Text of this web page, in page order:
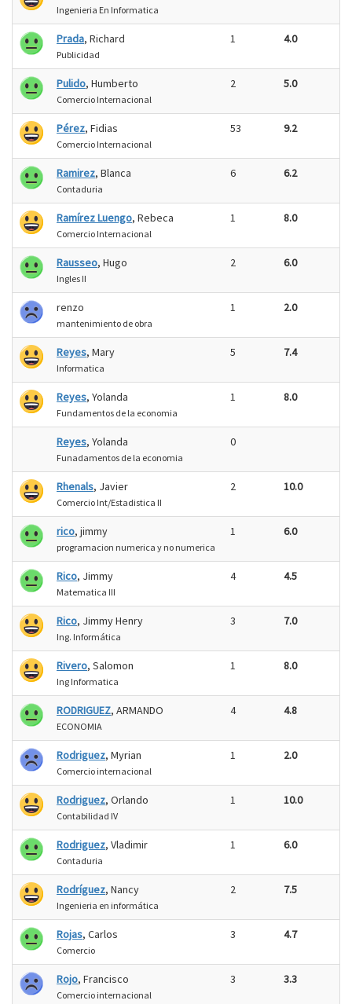
Ingenieria En Informatica
Prada, Richard
Publicidad
1 4.0
Pulido, Humberto
Comercio Internacional
2 5.0
Pérez, Fidias
Comercio Internacional
53 9.2
Ramirez, Blanca
Contaduria
6 6.2
Ramírez Luengo, Rebeca
Comercio Internacional
1 8.0
Rausseo, Hugo
Ingles II
2 6.0
renzo
mantenimiento de obra
1 2.0
Reyes, Mary
Informatica
5 7.4
Reyes, Yolanda
Fundamentos de la economia
1 8.0
Reyes, Yolanda
Funadamentos de la economia
0
Rhenals, Javier
Comercio Int/Estadistica II
2 10.0
rico, jimmy
programacion numerica y no numerica
1 6.0
Rico, Jimmy
Matematica III
4 4.5
Rico, Jimmy Henry
Ing. Informática
3 7.0
Rivero, Salomon
Ing Informatica
1 8.0
RODRIGUEZ, ARMANDO
ECONOMIA
4 4.8
Rodriguez, Myrian
Comercio internacional
1 2.0
Rodriguez, Orlando
Contabilidad IV
1 10.0
Rodriguez, Vladimir
Contaduria
1 6.0
Rodríguez, Nancy
Ingenieria en informática
2 7.5
Rojas, Carlos
Comercio
3 4.7
Rojo, Francisco
Comercio internacional
3 3.3